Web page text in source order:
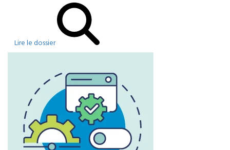
Lire le dossier